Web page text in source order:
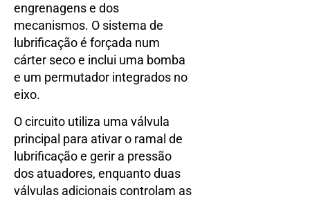
engrenagens e dos
mecanismos. O sistema de
lubrificação é forçada num
cárter seco e inclui uma bomba
e um permutador integrados no
eixo.
O circuito utiliza uma válvula
principal para ativar o ramal de
lubrificação e gerir a pressão
dos atuadores, enquanto duas
válvulas adicionais controlam as